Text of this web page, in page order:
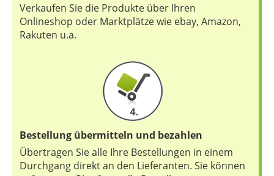
Verkaufen Sie die Produkte über Ihren
Onlineshop oder Marktplätze wie ebay, Amazon,
Rakuten u.a.
Bestellung übermitteln und bezahlen
Übertragen Sie alle Ihre Bestellungen in einem
Durchgang direkt an den Lieferanten. Sie können